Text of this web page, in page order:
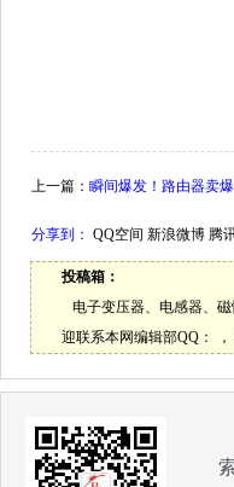
上一篇： 瞬间爆发！路由器卖
分享到： QQ空间 新浪微博 腾
投稿箱：
电子变压器、电感器、
迎联系本网编辑部QQ：